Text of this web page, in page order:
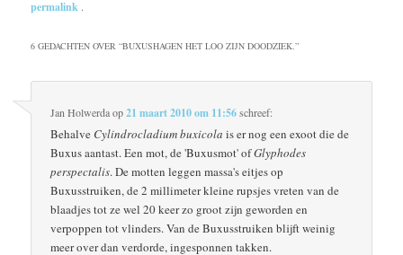
permalink .
6 GEDACHTEN OVER “BUXUSHAGEN HET LOO ZIJN DOODZIEK.”
Jan Holwerdaop21 maart 2010 om 11:56schreef:
Behalve Cylindrocladium buxicola is er nog een exoot die de
Buxus aantast. Een mot, de 'Buxusmot' ofGlyphodes
perspectalis. De motten leggen massa's eitjes op
Buxusstruiken, de 2 millimeter kleine rupsjes vreten van de
blaadjes tot ze wel 20 keer zo groot zijn geworden en
verpoppen tot vlinders. Van de Buxusstruiken blijft weinig
meer over dan verdorde, ingesponnen takken.